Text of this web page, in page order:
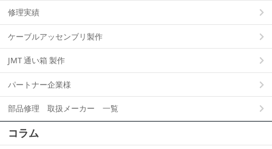
修理実績
ケーブルアッセンブリ製作
JMT 通い箱 製作
パートナー企業様
部品修理 取扱メーカー 一覧
コラム